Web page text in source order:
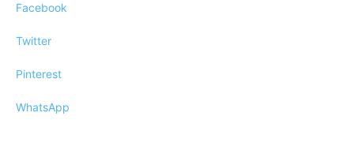
Facebook
Twitter
Pinterest
WhatsApp